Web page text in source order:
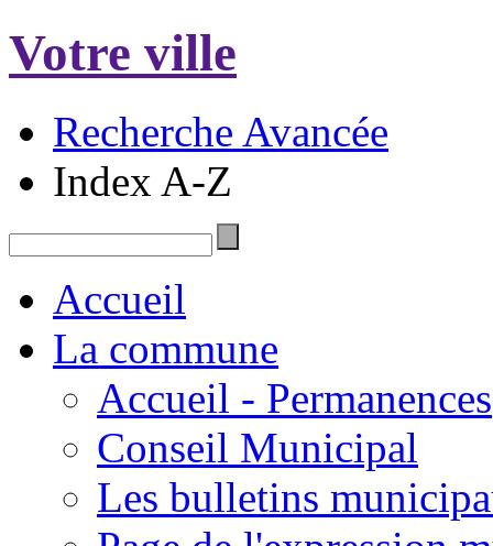
Votre ville
Recherche Avancée
Index A-Z
Accueil
La commune
Accueil - Permanences
Conseil Municipal
Les bulletins